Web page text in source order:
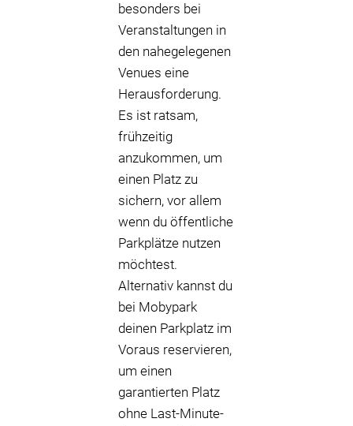
besonders bei
Veranstaltungen in
den nahegelegenen
Venues eine
Herausforderung.
Es ist ratsam,
frühzeitig
anzukommen, um
einen Platz zu
sichern, vor allem
wenn du öffentliche
Parkplätze nutzen
möchtest.
Alternativ kannst du
bei Mobypark
deinen Parkplatz im
Voraus reservieren,
um einen
garantierten Platz
ohne Last-Minute-